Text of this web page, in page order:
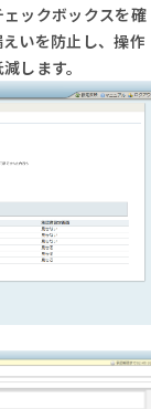
ックボックスを確
いを防止し、操作
します。